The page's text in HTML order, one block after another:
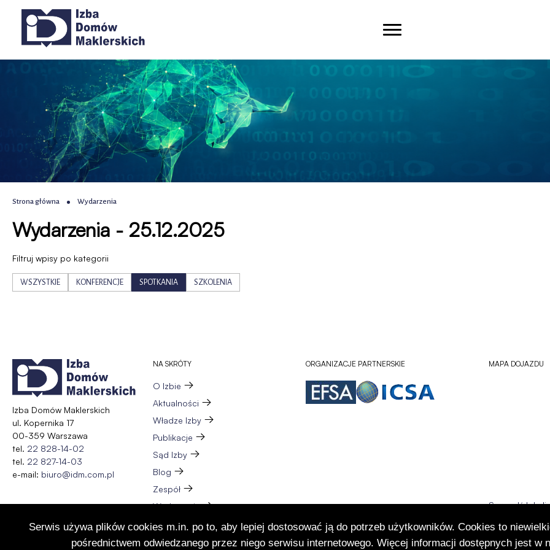
Serwis używa plików cookies m.in. po to, aby lepiej dostosować ją do potrzeb użytkowników. Cookies to
pośrednictwem odwiedzanego przez niego serwisu internetowego. Więcej informacji dostępnych jest w
Wydarzenia
Izba
Domów
Maklerskich
Przejdź
głównego
Przejdź
Przejdź
wyszukiwania
Przejdź
nawigacja
Ścieżka
nawigacyjna
Strona główna Wydarzenia
Wydarzenia - 25.12.2025
Filtruj wpisy po kategorii
WSZYSTKIE KONFERENCJE SPOTKANIA SZKOLENIA
Izba Domów Maklerskich
ul. Kopernika 17
00-359 Warszawa
tel. 22 828-14-02
tel. 22 827-14-03
e-mail: biuro@idm.com.pl
NA SKRÓTY
O Izbie
Aktualności
Władze Izby
Publikacje
Sąd Izby
Blog
Zespół
Wydarzenia
Członkostwo
Kontakt
ORGANIZACJE PARTNERSKIE MAPA DOJAZDU
Sprawdź
się
w
nowej